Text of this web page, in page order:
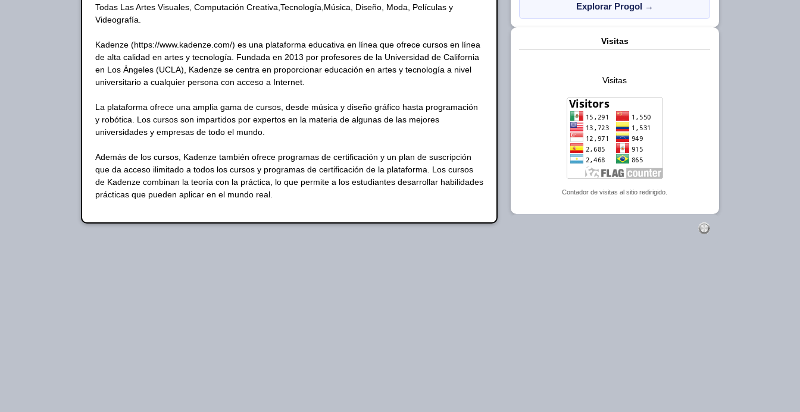
Todas Las Artes Visuales, Computación Creativa,Tecnología,Música, Diseño, Moda, Películas y
Videografía.
Kadenze (https://www.kadenze.com/) es una plataforma educativa en línea que ofrece cursos en línea
de alta calidad en artes y tecnología. Fundada en 2013 por profesores de la Universidad de California
en Los Ángeles (UCLA), Kadenze se centra en proporcionar educación en artes y tecnología a nivel
universitario a cualquier persona con acceso a Internet.
La plataforma ofrece una amplia gama de cursos, desde música y diseño gráfico hasta programación
y robótica. Los cursos son impartidos por expertos en la materia de algunas de las mejores
universidades y empresas de todo el mundo.
Además de los cursos, Kadenze también ofrece programas de certificación y un plan de suscripción
que da acceso ilimitado a todos los cursos y programas de certificación de la plataforma. Los cursos
de Kadenze combinan la teoría con la práctica, lo que permite a los estudiantes desarrollar habilidades
prácticas que pueden aplicar en el mundo real.
Explorar Progol→
Visitas
Visitas
Contador de visitas al sitio redirigido.